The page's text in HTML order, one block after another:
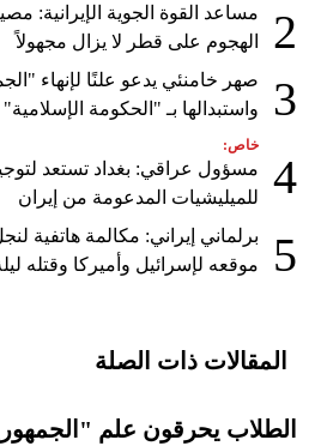
2
الهجوم على قطر لا يزال مجهولاً
3
صهر خامنئي يدعو علنًا لإنهاء
واستبدالها بـ "الحكومة الإسلامية"
4
خاص:
مسؤول عراقي: بغداد تستعد
للميليشيات المدعومة من إيران
5
برلماني إيراني: مكالمة هاتفية
موقعه لإسرائيل وأميركا وقتله
المقالات ذات الصلة
الطلاب يحرقون علم